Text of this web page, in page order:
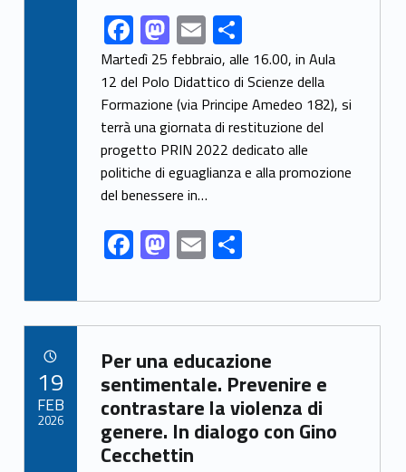
Link identifier share facebook archive #share-link-archive-25765F
ac
e
b
o
o
k
M
as
to
d
o
n
E
m
ai
l
S
h
ar
e
Martedì 25 febbraio, alle 16.00, in Aula
12 del Polo Didattico di Scienze della
Formazione (via Principe Amedeo 182), si
terrà una giornata di restituzione del
progetto PRIN 2022 dedicato alle
politiche di eguaglianza e alla promozione
del benessere in…
F
ac
e
b
o
o
k
M
as
to
d
o
n
E
m
ai
l
S
h
ar
e
Link identifier archive #link-archive-36794
Per una educazione
sentimentale. Prevenire e
contrastare la violenza di
genere. In dialogo con Gino
Cecchettin
19
FEB
2026